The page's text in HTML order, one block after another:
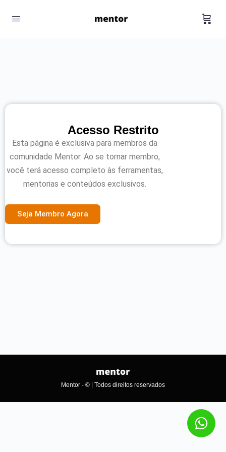
Acesso Restrito
Esta página é exclusiva para membros da
comunidade Mentor. Ao se tornar membro,
você terá acesso completo às ferramentas,
mentorias e conteúdos exclusivos.
Seja Membro Agora
Mentor - © | Todos direitos reservados